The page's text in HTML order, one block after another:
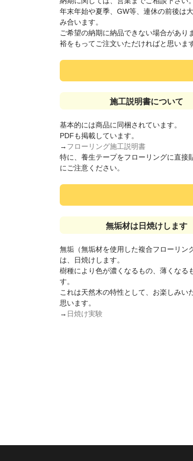
年末年始や夏季、GW等、連休の前後は
み合います。
ご希望の納期に納品できない場合があり
裕をもってご注文いただければと思います
施工説明書について
基本的には商品に同梱されています。
PDFも掲載しています。
→ フローリング施工説明書
特に、養生テープをフローリングに直接
にご注意ください。
無垢材は日焼けします
無垢（無垢材を使用した複合フローリン
は、日焼けします。
樹種により色が濃くなるもの、薄くなる
す。
これは天然木の特性として、お楽しみい
思います。
→ 日焼け実験